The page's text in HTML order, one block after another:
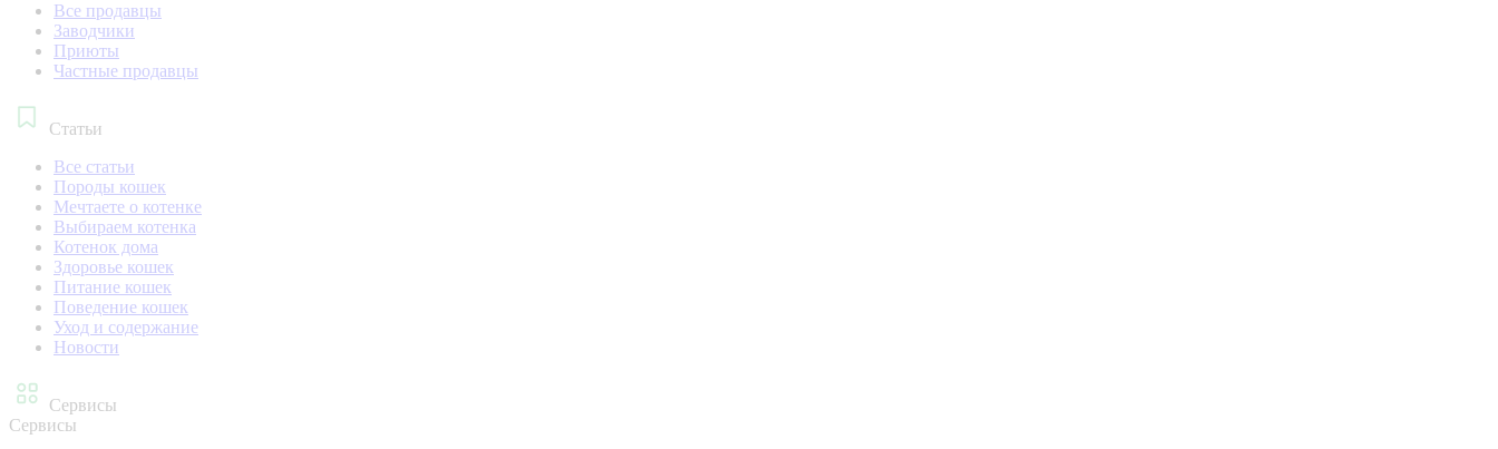
Все продавцы
Заводчики
Приюты
Частные продавцы
Статьи
Все статьи
Породы кошек
Мечтаете о котенке
Выбираем котенка
Котенок дома
Здоровье кошек
Питание кошек
Поведение кошек
Уход и содержание
Новости
Сервисы
Сервисы